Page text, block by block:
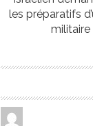
les préparatifs
militaire